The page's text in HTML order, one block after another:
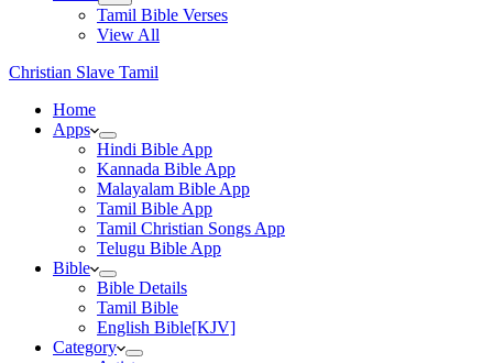
Tamil Bible Verses
View All
Christian Slave Tamil
Home
Apps
Hindi Bible App
Kannada Bible App
Malayalam Bible App
Tamil Bible App
Tamil Christian Songs App
Telugu Bible App
Bible
Bible Details
Tamil Bible
English Bible[KJV]
Category